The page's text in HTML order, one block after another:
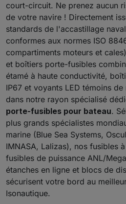
court-circuit. Ne prenez aucun
de votre navire ! Directement
standards de l'accastillage
conformes aux normes ISO
compartiments moteurs et
et boîtiers porte-fusibles
étamé à haute conductivité,
IP67 et voyants LED témoins
dans notre rayon spécialisé
porte-fusibles pour bateau.
plus grands spécialistes
marine (Blue Sea Systems,
IMNASA, Lalizas), nos fusibles
fusibles de puissance ANL/
étanches en ligne et blocs de
sécurisent votre bord au
Isonautique.